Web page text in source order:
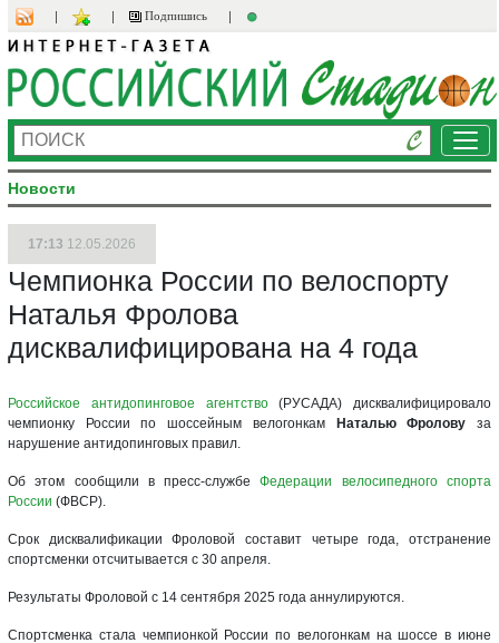
Подпишись
Новости
17:13 12.05.2026
Чемпионка России по велоспорту
Наталья Фролова
дисквалифицирована на 4 года
Российское антидопинговое агентство(РУСАДА) дисквалифицировало
чемпионку России по шоссейным велогонкам
Наталью Фролову за
нарушение антидопинговых правил.
Об этом сообщили в пресс-службеФедерации велосипедного спорта
России (ФВСР).
Срок дисквалификации Фроловой составит четыре года, отстранение
спортсменки отсчитывается с 30 апреля.
Результаты Фроловой с 14 сентября 2025 года аннулируются.
Спортсменка стала чемпионкой России по велогонкам на шоссе в июне